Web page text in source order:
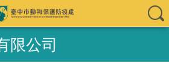
限公司